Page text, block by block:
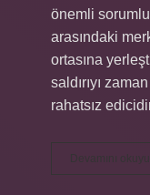
önemli
arasındaki
ortasına
saldırıyı
rahatsız
Devamını